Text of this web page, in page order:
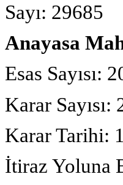
Sayı: 29685
Anayasa
Esas Sayısı:
Karar Sayısı:
Karar Tarihi:
İtiraz Yoluna